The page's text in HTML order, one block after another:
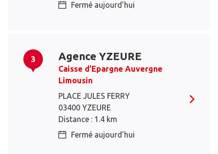
Fermé aujourd’hui
3 Agence YZEURE
Caisse d’Epargne Auvergne
Limousin
PLACE JULES FERRY
03400 YZEURE
Distance : 1.4 km
Fermé aujourd’hui